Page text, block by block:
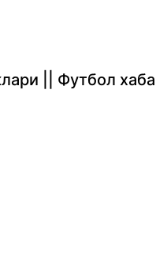
|| Футбол